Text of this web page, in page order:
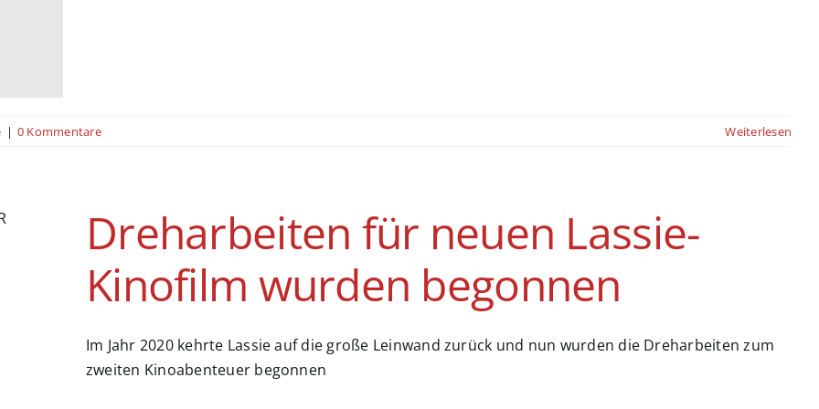
| 0 Kommentare Weiterlesen
Dreharbeiten für neuen Lassie-
Kinofilm wurden begonnen
Im Jahr 2020 kehrte Lassie auf die große Leinwand zurück und nun wurden die Dreharbeiten zum
zweiten Kinoabenteuer begonnen